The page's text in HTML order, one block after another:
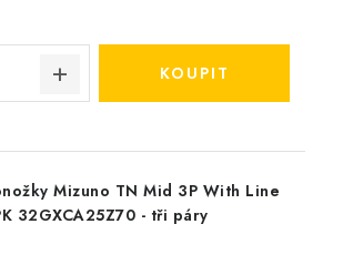
Mizuno TN Mid 3P With Line
32GXCA25Z70 - tři páry